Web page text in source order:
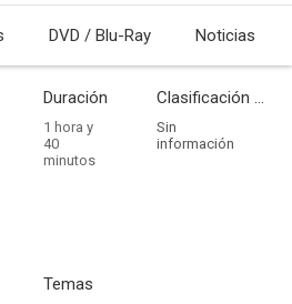
DVD / Blu-Ray Noticias
Duración
1 hora y
40
minutos
Clasificación por edades
Sin
información
Temas